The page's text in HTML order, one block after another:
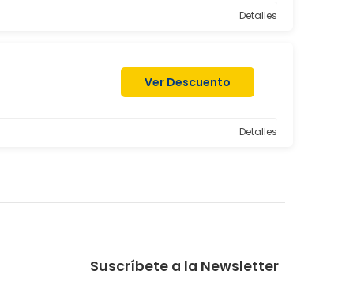
Detalles
Ver Descuento
Detalles
Suscríbete a la Newsletter